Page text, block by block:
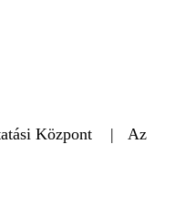
Központ | Az